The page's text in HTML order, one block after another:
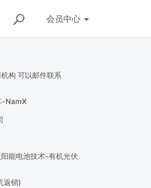
会员中心
构 可以邮件联系
-NamX
能电池技术-有机光伏
返销)